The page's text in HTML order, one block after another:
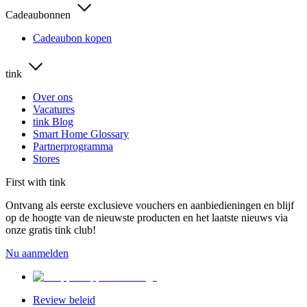
Cadeaubonnen
Cadeaubon kopen
tink
Over ons
Vacatures
tink Blog
Smart Home Glossary
Partnerprogramma
Stores
First with tink
Ontvang als eerste exclusieve vouchers en aanbiedieningen en blijf
op de hoogte van de nieuwste producten en het laatste nieuws via
onze gratis tink club!
Nu aanmelden
Review beleid